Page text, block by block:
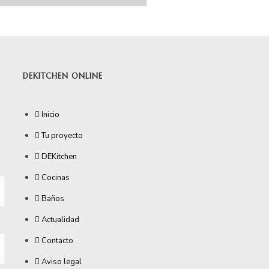
DEKITCHEN ONLINE
Inicio
Tu proyecto
DEKitchen
Cocinas
Baños
Actualidad
Contacto
Aviso legal